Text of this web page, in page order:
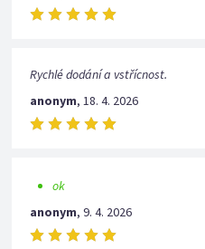
Rychlé dodání a vstřícnost.
anonym,18. 4. 2026
ok
anonym,9. 4. 2026